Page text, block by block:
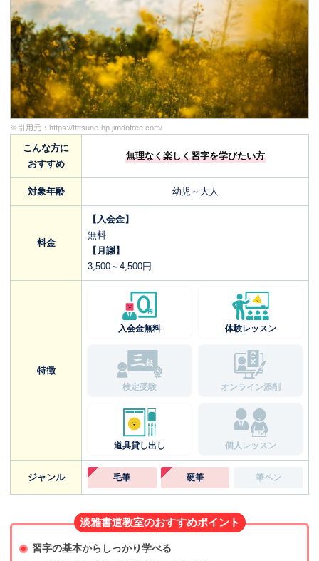
※引用元： https://ttttsune-hp.jimdofree.com/
こんな方に
おすすめ
無理なく楽しく習字を学びたい方
対象年齢 幼児～大人
料金
【入会金】
無料
【月謝】
3,500～4,500円
特徴
入会金無料 体験レッスン
検定受験 オンライン添削
道具貸し出し 個人レッスン
ジャンル 毛筆 硬筆 筆ペン
淡雅書道教室のおすすめポイント
習字の基本からしっかり学べる